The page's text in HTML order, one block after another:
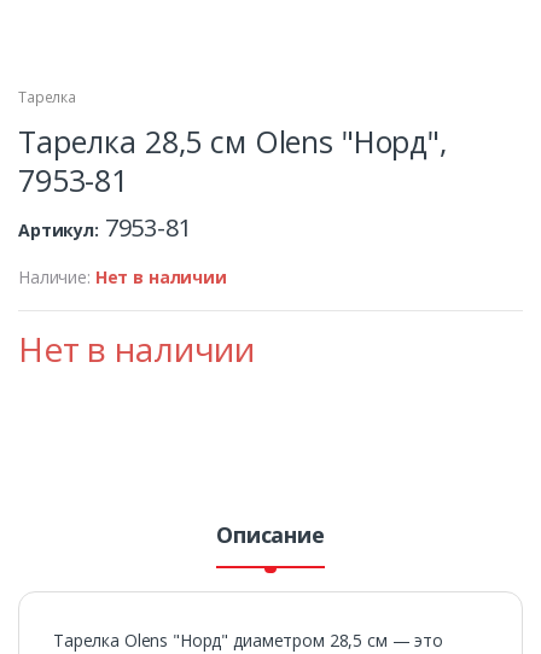
Тарелка
Тарелка 28,5 см Olens "Норд",
7953-81
Артикул: 7953-81
Наличие: Нет в наличии
Нет в наличии
Описание
Тарелка Olens "Норд" диаметром 28,5 см — это